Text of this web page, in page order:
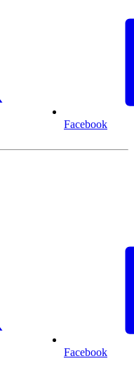
Facebook
Facebook